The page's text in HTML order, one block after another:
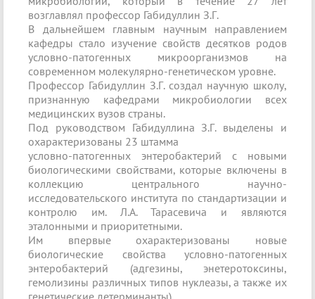
возглавлял профессор Габидуллин З.Г.
В дальнейшем главным научным направлением
кафедры стало изучение свойств десятков родов
условно-патогенных микроорганизмов на
современном молекулярно-генетическом уровне.
Профессор Габидуллин З.Г. создал научную школу,
признанную кафедрами микробиологии всех
медицинских вузов страны.
Под руководством Габидуллина З.Г. выделены и
охарактеризованы 23 штамма
условно-патогенных энтеробактерий с новыми
биологическими свойствами, которые включены в
коллекцию центрального научно-
исследовательского института по стандартизации и
контролю им. Л.А. Тарасевича и являются
эталонными и приоритетными.
Им впервые охарактеризованы новые
биологические свойства условно-патогенных
энтеробактерий (адгезины, энетеротоксины,
гемолизины различных типов нуклеазы, а также их